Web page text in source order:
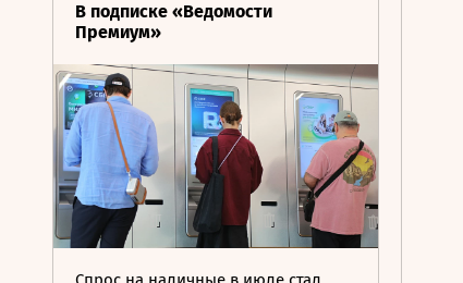
В подписке «Ведомости
Премиум»